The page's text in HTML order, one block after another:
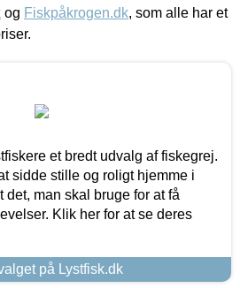
og Fiskpåkrogen.dk, som alle har et
et bredt udvalg af fiskegrej.
sidde stille og roligt hjemme i
det, man skal bruge for at få
Klik her for at se deres
på Lystfisk.dk